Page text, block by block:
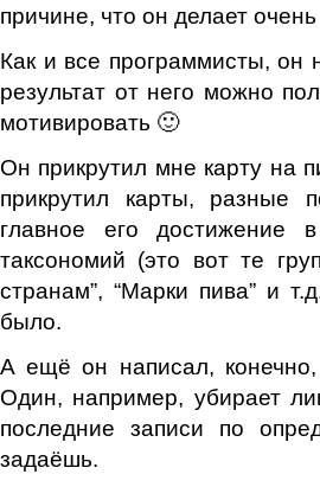
причине, что он делает
Как и все программисты, он
результат от него можно
мотивировать 🙂
Он прикрутил мне карту на
прикрутил карты, разные
главное его достижение
таксономий (это вот те
странам”, “Марки пива” и
было.
А ещё он написал,
Один, например, убирает
последние записи по
задаёшь.